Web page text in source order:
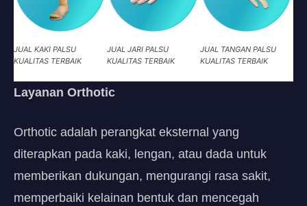
JUAL KAKI PALSU
KUALITAS TERBAIK
JUAL JARI PALSU
KUALITAS TERBAIK
JUAL TANGAN PALSU
KUALITAS TERBAIK
Layanan Orthotic
Orthotic adalah perangkat eksternal yang
diterapkan pada kaki, lengan, atau dada untuk
memberikan dukungan, mengurangi rasa sakit,
memperbaiki kelainan bentuk dan mencegah